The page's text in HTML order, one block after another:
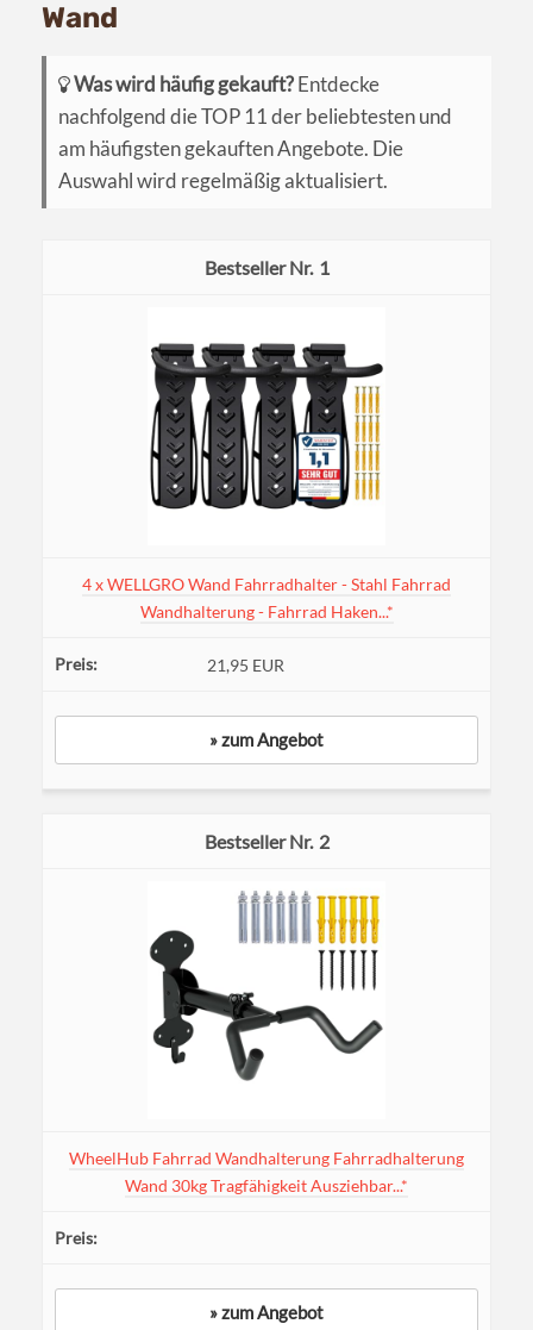
Wand
Was wird häufig gekauft?Entdecke
nachfolgend die TOP 11 der beliebtesten und
am häufigsten gekauften Angebote. Die
Auswahl wird regelmäßig aktualisiert.
1
4 x WELLGRO Wand Fahrradhalter - Stahl Fahrrad
Wandhalterung - Fahrrad Haken...*
21,95 EUR
» zum Angebot
2
WheelHub Fahrrad Wandhalterung Fahrradhalterung
Wand 30kg Tragfähigkeit Ausziehbar...*
» zum Angebot